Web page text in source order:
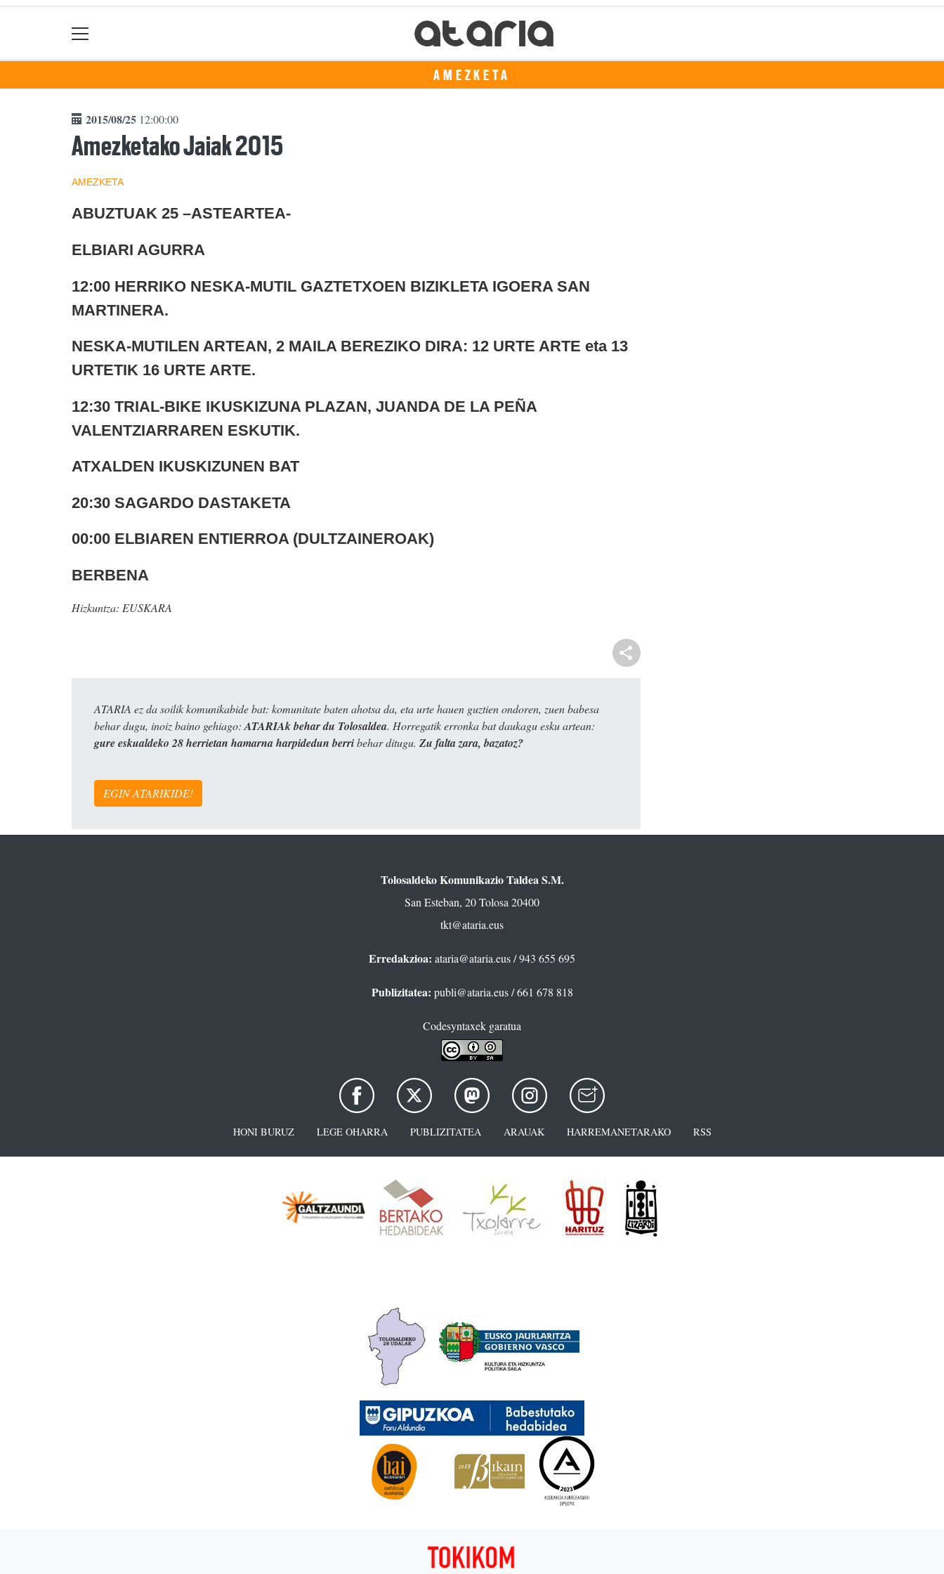
AMEZKETA
2015/08/25 12:00:00
Amezketako Jaiak 2015
AMEZKETA
ABUZTUAK 25 –ASTEARTEA-
ELBIARI AGURRA
12:00 HERRIKO NESKA-MUTIL GAZTETXOEN BIZIKLETA IGOERA SAN
MARTINERA.
NESKA-MUTILEN ARTEAN, 2 MAILA BEREZIKO DIRA: 12 URTE ARTE eta 13
URTETIK 16 URTE ARTE.
12:30 TRIAL-BIKE IKUSKIZUNA PLAZAN, JUANDA DE LA PEÑA
VALENTZIARRAREN ESKUTIK.
ATXALDEN IKUSKIZUNEN BAT
20:30 SAGARDO DASTAKETA
00:00 ELBIAREN ENTIERROA (DULTZAINEROAK)
BERBENA
Hizkuntza: EUSKARA
ATARIA ez da soilik komunikabide bat: komunitate baten ahotsa da, eta urte hauen guztien ondoren, zuen babesa
behar dugu, inoiz baino gehiago: ATARIAk behar du Tolosaldea. Horregatik erronka bat daukagu esku artean:
gure eskualdeko 28 herrietan hamarna harpidedun berribehar ditugu. Zu falta zara, bazatoz?
EGIN ATARIKIDE!
Tolosaldeko Komunikazio Taldea S.M.
San Esteban, 20 Tolosa 20400
tkt@ataria.eus
Erredakzioa: ataria@ataria.eus/ 943 655 695
Publizitatea: publi@ataria.eus/ 661 678 818
Codesyntaxek garatua
HONI BURUZ LEGE OHARRA PUBLIZITATEA ARAUAK HARREMANETARAKO RSS